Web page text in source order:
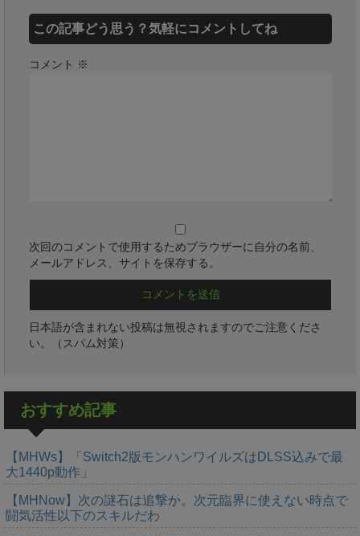
この記事どう思う？気軽にコメントしてね
コメント ※
次回のコメントで使用するためブラウザーに自分の名前、
メールアドレス、サイトを保存する。
日本語が含まれない投稿は無視されますのでご注意くださ
い。（スパム対策）
おすすめ記事
【MHWs】「Switch2版モンハンワイルズはDLSS込みで最
大1440p動作」
【MHNow】次の謎石は追撃か。次元臨界に使えない時点で
闘気活性以下のスキルだわ